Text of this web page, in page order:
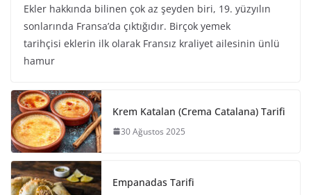
Ekler hakkında bilinen çok az şeyden biri, 19. yüzyılın
sonlarında Fransa’da çıktığıdır. Birçok yemek
tarihçisi eklerin ilk olarak Fransız kraliyet ailesinin ünlü
hamur
Krem Katalan (Crema Catalana) Tarifi
30 Ağustos 2025
Empanadas Tarifi